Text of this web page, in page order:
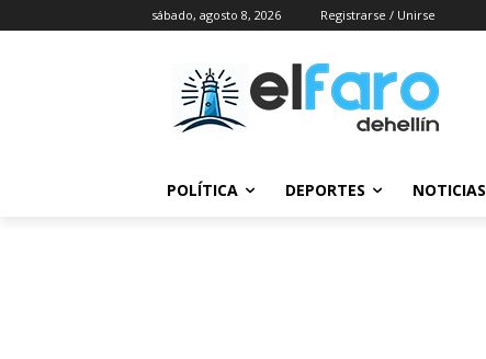
sábado, agosto 8, 2026 Registrarse / Unirse
POLÍTICA DEPORTES NOTICIAS